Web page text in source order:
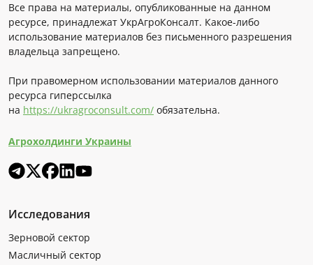
Все права на материалы, опубликованные на данном
ресурсе, принадлежат УкрАгроКонсалт. Какое-либо
использование материалов без письменного разрешения
владельца запрещено.
При правомерном использовании материалов данного
ресурса гиперссылка
на https://ukragroconsult.com/ обязательна.
Агрохолдинги Украины
Исследования
Зерновой сектор
Масличный сектор